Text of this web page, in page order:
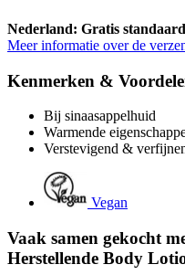
Nederland: Gratis
Meer informatie over de
Kenmerken &
Bij sinaasappelhuid
Warmende
Verstevigend &
Vegan
Vaak samen gekocht
Herstellende Body